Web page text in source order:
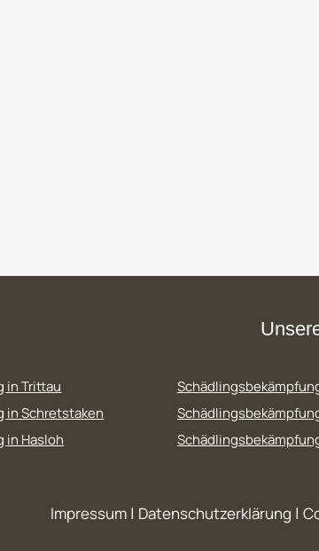
in Trittau
in Schretstaken
in Hasloh
Impressum | Datenschutzerklärung |